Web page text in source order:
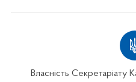
Власність Секретаріату